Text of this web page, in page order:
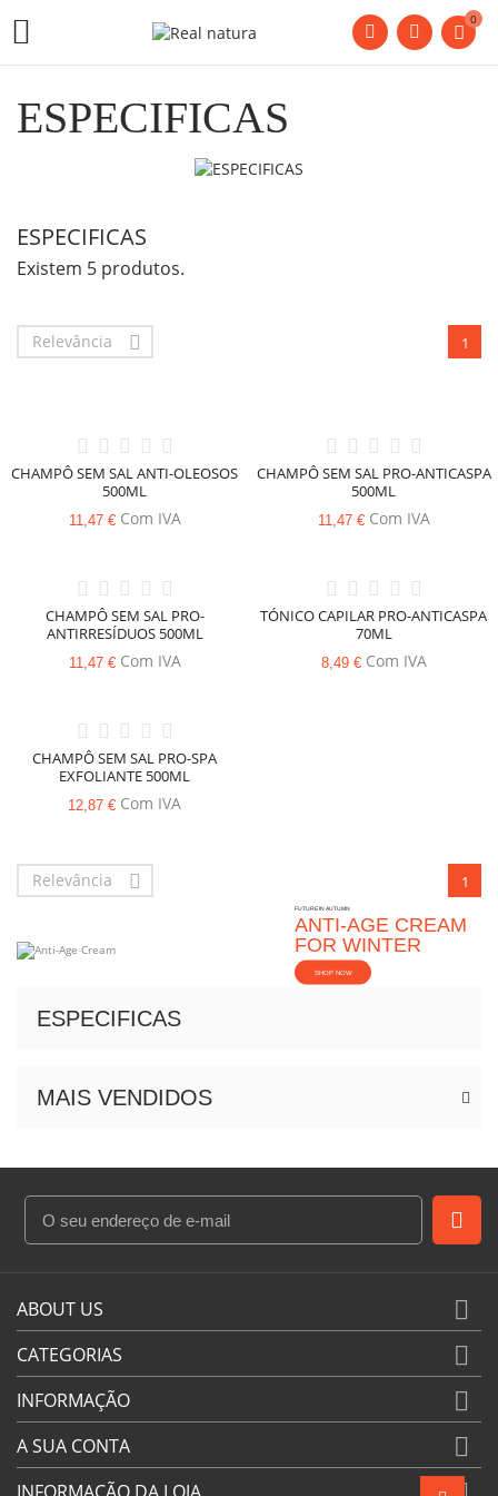
 0
ESPECIFICAS
ESPECIFICAS
MAIS VENDIDOS
ESPECIFICAS
Existem 5 produtos.
Relevância  1
CHAMPÔ SEM SAL ANTI-OLEOSOS
500ML
11,47 €Com IVA
CHAMPÔ SEM SAL PRO-ANTICASPA
500ML
11,47 €Com IVA
CHAMPÔ SEM SAL PRO-
ANTIRRESÍDUOS 500ML
11,47 €Com IVA
TÓNICO CAPILAR PRO-ANTICASPA
70ML
8,49 €Com IVA
CHAMPÔ SEM SAL PRO-SPA
EXFOLIANTE 500ML
12,87 € Com IVA
Relevância  1
FUTURE IN AUTUMN
ANTI-AGE CREAM
FOR WINTER
SHOP NOW
ABOUT US 
CATEGORIAS 
INFORMAÇÃO 
A SUA CONTA 